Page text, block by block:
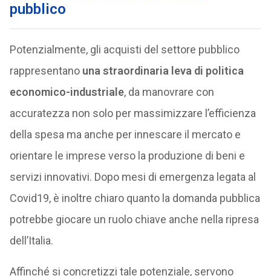
pubblico
Potenzialmente, gli acquisti del settore pubblico
rappresentano una straordinaria leva di politica
economico-industriale, da manovrare con
accuratezza non solo per massimizzare l’efficienza
della spesa ma anche per innescare il mercato e
orientare le imprese verso la produzione di beni e
servizi innovativi. Dopo mesi di emergenza legata al
Covid19, è inoltre chiaro quanto la domanda pubblica
potrebbe giocare un ruolo chiave anche nella ripresa
dell’Italia.
Affinché si concretizzi tale potenziale, servono